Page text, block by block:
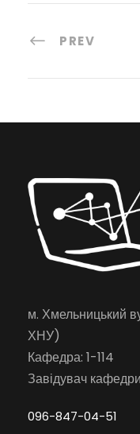
PREV
м. Хмельницький
ХНУ)
Кафедра: 1-114
Завідувач
096-847-04-51